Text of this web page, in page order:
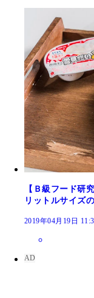
【Ｂ級フード研
リットルサイズ
2019年04月19日